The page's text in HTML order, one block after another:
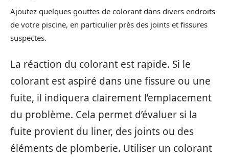
Ajoutez quelques gouttes de colorant dans divers endroits
de votre piscine, en particulier près des joints et fissures
suspectes.
La réaction du colorant est rapide. Si le
colorant est aspiré dans une fissure ou une
fuite, il indiquera clairement l’emplacement
du problème. Cela permet d’évaluer si la
fuite provient du liner, des joints ou des
éléments de plomberie. Utiliser un colorant